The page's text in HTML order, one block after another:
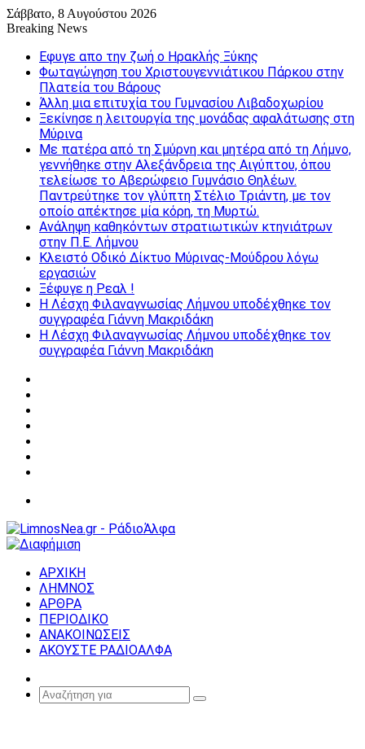
Σάββατο, 8 Αυγούστου 2026
Breaking News
Εφυγε απο την ζωή o Ηρακλής Ξύκης
Φωταγώγηση του Χριστουγεννιάτικου Πάρκου στην
Πλατεία του Βάρους
Άλλη μια επιτυχία του Γυμνασίου Λιβαδοχωρίου
Ξεκίνησε η λειτουργία της μονάδας αφαλάτωσης στη
Μύρινα
Με πατέρα από τη Σμύρνη και μητέρα από τη Λήμνο,
γεννήθηκε στην Αλεξάνδρεια της Αιγύπτου, όπου
τελείωσε το Αβερώφειο Γυμνάσιο Θηλέων.
Παντρεύτηκε τον γλύπτη Στέλιο Τριάντη, με τον
οποίο απέκτησε μία κόρη, τη Μυρτώ.
Ανάληψη καθηκόντων στρατιωτικών κτηνιάτρων
στην Π.Ε. Λήμνου
Κλειστό Οδικό Δίκτυο Μύρινας-Μούδρου λόγω
εργασιών
Ξέφυγε η Ρεαλ !
Η Λέσχη Φιλαναγνωσίας Λήμνου υποδέχθηκε τον
συγγραφέα Γιάννη Μακριδάκη
Η Λέσχη Φιλαναγνωσίας Λήμνου υποδέχθηκε τον
συγγραφέα Γιάννη Μακριδάκη
ΑΡΧΙΚΗ
ΛΗΜΝΟΣ
ΑΡΘΡΑ
ΠΕΡΙΟΔΙΚΟ
ΑΝΑΚΟΙΝΩΣΕΙΣ
ΑΚΟΥΣΤΕ ΡΑΔΙΟΑΛΦΑ
Article
Αναζήτηση